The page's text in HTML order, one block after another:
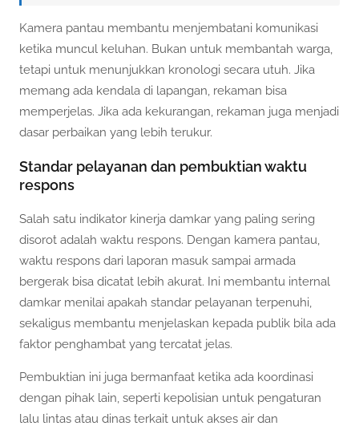
Kamera pantau membantu menjembatani komunikasi
ketika muncul keluhan. Bukan untuk membantah warga,
tetapi untuk menunjukkan kronologi secara utuh. Jika
memang ada kendala di lapangan, rekaman bisa
memperjelas. Jika ada kekurangan, rekaman juga menjadi
dasar perbaikan yang lebih terukur.
Standar pelayanan dan pembuktian waktu
respons
Salah satu indikator kinerja damkar yang paling sering
disorot adalah waktu respons. Dengan kamera pantau,
waktu respons dari laporan masuk sampai armada
bergerak bisa dicatat lebih akurat. Ini membantu internal
damkar menilai apakah standar pelayanan terpenuhi,
sekaligus membantu menjelaskan kepada publik bila ada
faktor penghambat yang tercatat jelas.
Pembuktian ini juga bermanfaat ketika ada koordinasi
dengan pihak lain, seperti kepolisian untuk pengaturan
lalu lintas atau dinas terkait untuk akses air dan